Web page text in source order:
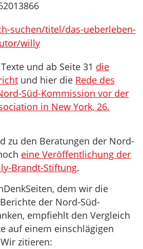
suchen/titel/das-ueberleben-
willy
und ab Seite 31 die
und hier die Rede des
Süd-Kommission vor der
in New York, 26.
zu den Beratungen der Nord-
eine Veröffentlichung der
Brandt-Stiftung.
dem wir die
der Nord-Süd-
empfiehlt den Vergleich
auf einem einschlägigen
zitieren: